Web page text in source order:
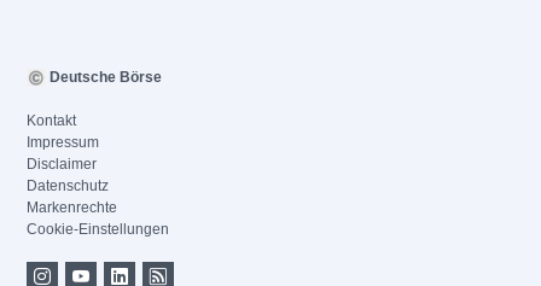
Deutsche Börse
Kontakt
Impressum
Disclaimer
Datenschutz
Markenrechte
Cookie-Einstellungen